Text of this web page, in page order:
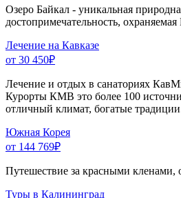
Озеро Байкал - уникальная
достопримечательность,
Лечение на Кавказе
от 30 450₽
Лечение и отдых в санаториях
Курорты КМВ это более 100
отличный климат, богатые
Южная Корея
от 144 769₽
Путешествие за красными
Туры в Калининград